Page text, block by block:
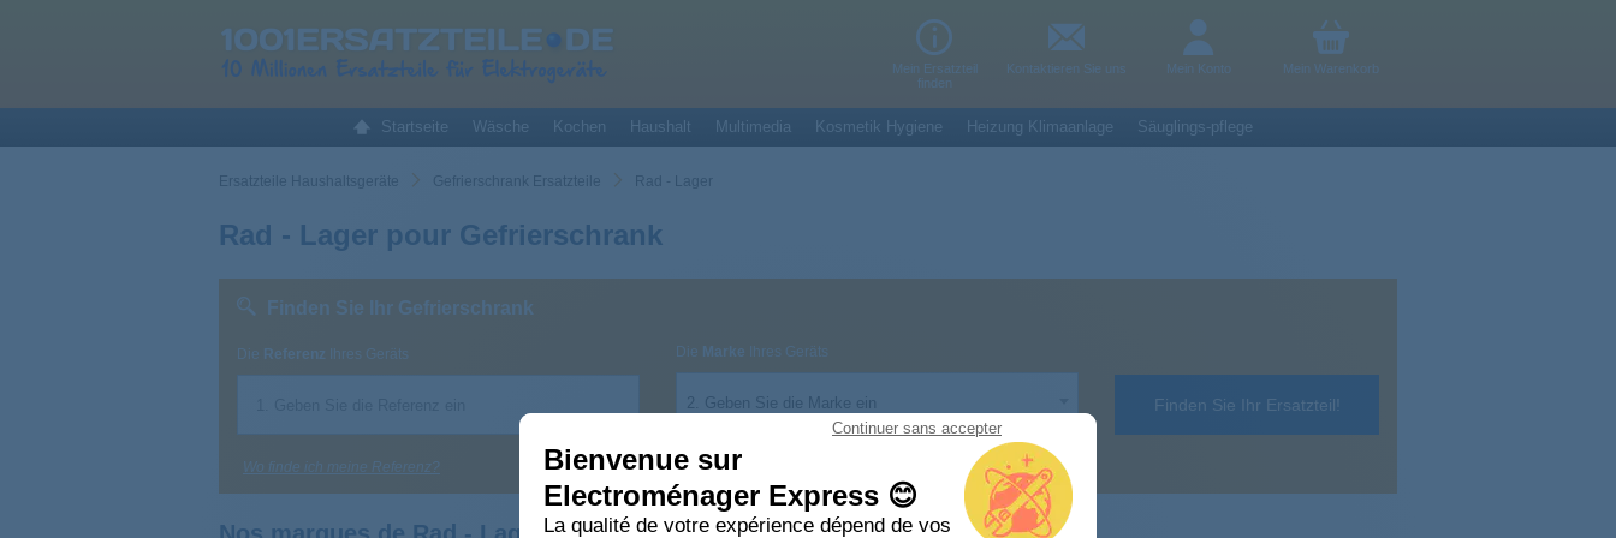
Continuer sans accepter
Bienvenue sur
Electroménager Express 😊
La qualité de votre expérience dépend de vos
Mein Ersatzteil
finden
Kontaktieren Sie uns Mein Konto Mein Warenkorb
Startseite Wäsche Kochen Haushalt Multimedia Kosmetik Hygiene Heizung Klimaanlage Säuglings-pflege
Ersatzteile Haushaltsgeräte Gefrierschrank Ersatzteile Rad - Lager
Rad - Lager pour Gefrierschrank
Finden Sie Ihr Gefrierschrank
Die Referenz Ihres Geräts Die Marke Ihres Geräts
2. Geben Sie die Marke ein Finden Sie Ihr Ersatzteil!
Wo finde ich meine Referenz?